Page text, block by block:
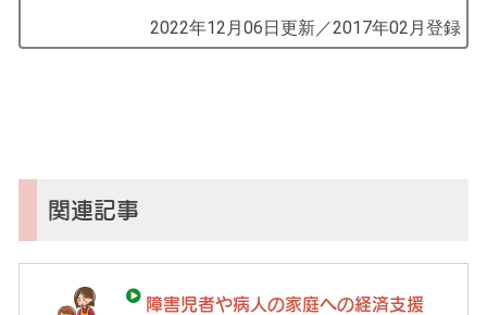
2022年12月06日更新／2017年02月登録
コ
倉
て
関連記事
障害児者や病人の家庭への経済支援